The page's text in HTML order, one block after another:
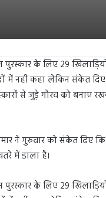
के लिए 29
में नहीं कहा लेकिन संकेत
से जुड़े गौरव को बनाए
ने गुरुवार को संकेत दिए कि
में डाला है।
के लिए 29